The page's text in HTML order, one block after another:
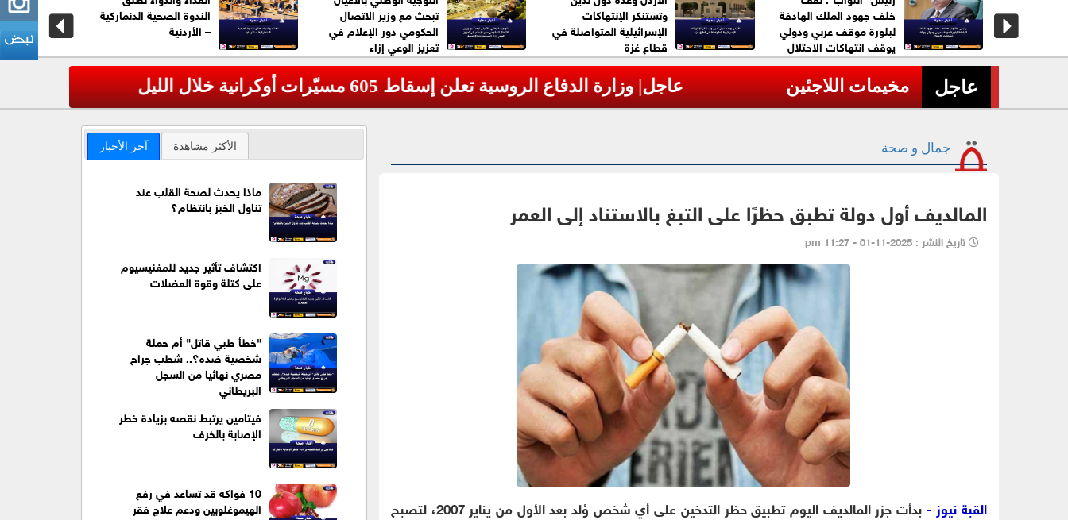
خلف جهود الملك الهادفة
لبلورة موقف عربي ودولي
يوقف انتهاكات الاحتلال
وتستنكر الإنتهاكات
الإسرائيلية المتواصلة في
قطاع غزة
تبحث مع وزير الاتصال
الحكومي دور الإعلام في
تعزيز الوعي إزاء
المستجدات الإقليمية
الندوة الصحية الدنماركية
– الأردنية
عاجل عاجل| وزارة الدفاع الروسية تعلن إسقاط 605 مسيّرات أوكرانية خلال الليل
جمال و صحة
المالديف أول دولة تطبق حظرًا على التبغ بالاستناد إلى العمر
تاريخ النشر : 2025-11-01 - 11:27 pm
القبة نيوز - بدأت جزر المالديف اليوم تطبيق حظر التدخين على أي شخص وُلد بعد الأول من يناير 2007، لتصبح
آخر الأخبار الأكثر مشاهدة
ماذا يحدث لصحة القلب عند
تناول الخبز بانتظام؟
اكتشاف تأثير جديد للمغنيسيوم
على كتلة وقوة العضلات
"خطأ طبي قاتل" أم حملة
شخصية ضده؟.. شطب جراح
مصري نهائيا من السجل
البريطاني
فيتامين يرتبط نقصه بزيادة خطر
الإصابة بالخرف
10 فواكه قد تساعد في رفع
الهيموغلوبين ودعم علاج فقر